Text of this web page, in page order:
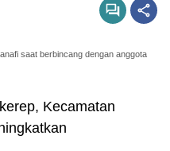
saat berbincang dengan anggota
Kecamatan